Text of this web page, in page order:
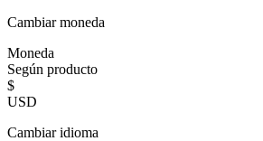
Cambiar moneda
Moneda
Según producto
$
USD
Cambiar idioma